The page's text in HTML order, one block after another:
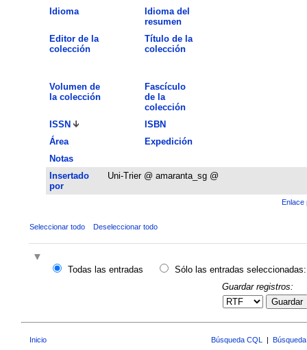
Idioma
Idioma del
resumen
Editor de la
colección
Título de la
colección
Volumen de
la colección
Fascículo
de la
colección
ISSN
ISBN
Área
Expedición
Notas
Insertado
por
Uni-Trier @ amaranta_sg @
Enlace
Seleccionar todo Deseleccionar todo
Todas las entradas
Sólo las entradas seleccionadas:
Guardar registros:
Guardar
Inicio Búsqueda CQL